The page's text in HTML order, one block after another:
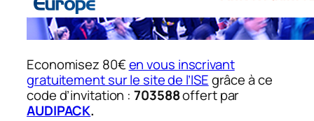
Economisez 80€en vous inscrivant
gratuitement sur le site de l’ISEgrâce à ce
code d’invitation : 703588offert par
AUDIPACK.